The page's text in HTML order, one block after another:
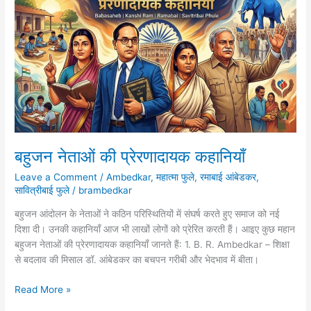
नेता
बहुजन नेताओं की प्रेरणादायक कहानियाँ
Leave a Comment /Ambedkar,महात्मा फुले,रमाबाई आंबेडकर,
सावित्रीबाई फुले/ brambedkar
बहुजन आंदोलन के नेताओं ने कठिन परिस्थितियों में संघर्ष करते हुए समाज को नई
दिशा दी। उनकी कहानियाँ आज भी लाखों लोगों को प्रेरित करती हैं। आइए कुछ महान
बहुजन नेताओं की प्रेरणादायक कहानियाँ जानते हैं: 1. B. R. Ambedkar – शिक्षा
से बदलाव की मिसाल डॉ. आंबेडकर का बचपन गरीबी और भेदभाव में बीता।
बहुजन
Read More »